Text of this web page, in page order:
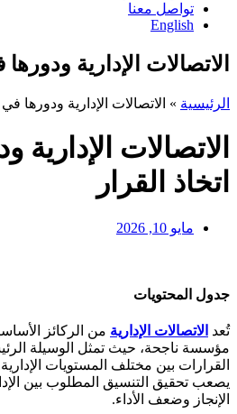
تواصل معنا
English
الاتصالات الإدارية ودورها
الرئيسية » الاتصالات الإدارية ودورها في
الاتصالات الإدارية
اتخاذ القرار
مايو 10, 2026
جدول المحتويات
تُعد الاتصالات الإدارية من الركائز
مؤسسة ناجحة، حيث تمثل الوسيلة
القرارات بين مختلف المستويات
يصعب تحقيق التنسيق المطلوب بين
الإنجاز وضعف الأداء.